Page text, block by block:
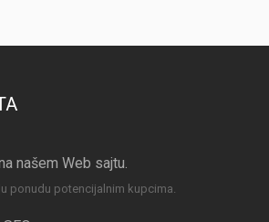
našem Web sajtu.
ponudu potencijalnim kupcima.